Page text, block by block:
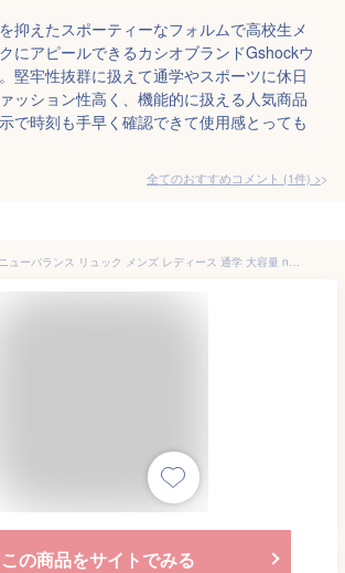
抑えたスポーティーなフォルムで高校生メ
にアピールできるカシオブランドGshockウ
堅牢性抜群に扱えて通学やスポーツに休日
ッション性高く、機能的に扱える人気商品
で時刻も手早く確認できて使用感とっても
全てのおすすめコメント (1件) >
ノベルティ付 ニューバランス リュック メンズ レディース 通学 大容量 new balance 通勤 軽量 ボックス型 ボックスリュック バックパック 通学リュック スクエア A4 B4 A3 32L 撥水 PC 軽い SPORTS STYLE BOXRYUCK AC9667M
この商品をサイトでみる